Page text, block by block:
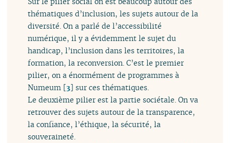
thématiques d’inclusion, les sujets autour de la
diversité. On a parlé de l’accessibilité
numérique, il y a évidemment le sujet du
handicap, l’inclusion dans les territoires, la
formation, la reconversion. C’est le premier
pilier, on a énormément de programmes à
Numeum [3] sur ces thématiques.
Le deuxième pilier est la partie sociétale. On va
retrouver des sujets autour de la transparence,
la confiance, l’éthique, la sécurité, la
souveraineté.